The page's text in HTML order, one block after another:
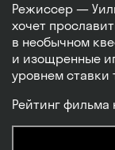
Режиссер —
хочет
в необычном
и изощренные
уровнем
Рейтинг фильма